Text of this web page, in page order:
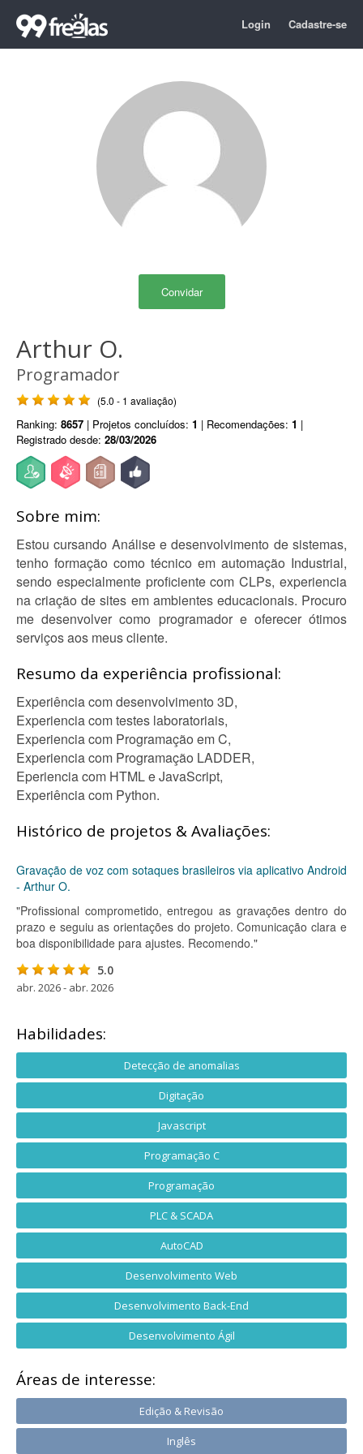
Login Cadastre-se
Convidar
Arthur O.
Programador
(5.0 - 1 avaliação)
Ranking: 8657 | Projetos concluídos: 1 | Recomendações: 1 |
Registrado desde: 28/03/2026
Sobre mim:
Estou cursando Análise e desenvolvimento de sistemas,
tenho formação como técnico em automação Industrial,
sendo especialmente proficiente com CLPs, experiencia
na criação de sites em ambientes educacionais. Procuro
me desenvolver como programador e oferecer ótimos
serviços aos meus cliente.
Resumo da experiência profissional:
Experiência com desenvolvimento 3D,
Experiencia com testes laboratoriais,
Experiencia com Programação em C,
Experiencia com Programação LADDER,
Eperiencia com HTML e JavaScript,
Experiência com Python.
Histórico de projetos & Avaliações:
Gravação de voz com sotaques brasileiros via aplicativo Android
- Arthur O.
"Profissional comprometido, entregou as gravações dentro do
prazo e seguiu as orientações do projeto. Comunicação clara e
boa disponibilidade para ajustes. Recomendo."
5.0
abr. 2026 - abr. 2026
Habilidades:
Detecção de anomalias
Digitação
Javascript
Programação C
Programação
PLC & SCADA
AutoCAD
Desenvolvimento Web
Desenvolvimento Back-End
Desenvolvimento Ágil
Áreas de interesse:
Edição & Revisão
Inglês